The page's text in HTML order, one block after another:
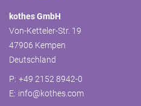
kothes GmbH
Von-Ketteler-Str. 19
47906 Kempen
Deutschland
P: +49 2152 8942-0
E: info@kothes.com